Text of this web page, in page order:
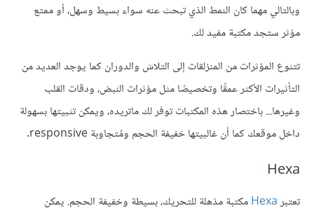
وبالتالي مهما كان النمط الذي تبحث عنه سواء بسيط وسهل، أو ممتع
مؤثر ستجد مكتبة مفيد لك.
تتنوع المؤثرات من المنزلقات إلى التلاش والدوران كما يوجد العديد من
التأثيرات الأكثر عمقًا وتخصيصًا مثل مؤثرات النبض، ودقات القلب
وغيرها... باختصار هذه المكتبات توفر لك ماتريده، ويمكن تثبيتها بسهولة
داخل موقعك كما أن غالبيتها خفيفة الحجم ومُتجاوبة responsive.
Hexa
تعتبرHexaمكتبة مذهلة للتحريك، بسيطة وخفيفة الحجم. يمكن